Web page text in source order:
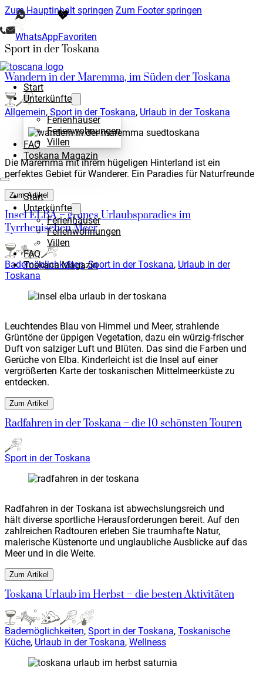
Zum Hauptinhalt springen Zum Footer springen
WhatsAppFavoriten
Start
Unterkünfte
Ferienhäuser
Ferienwohnungen
Villen
FAQ
Toskana Magazin
Start
Unterkünfte
Ferienhäuser
Ferienwohnungen
Villen
FAQ
Toskana Magazin
Sport in der Toskana
Wandern in der Maremma, im Süden der Toskana
Allgemein, Sport in der Toskana, Urlaub in der Toskana
Die Maremma mit ihrem hügeligen Hinterland ist ein
perfektes Gebiet für Wanderer. Ein Paradies für Naturfreunde
Zum Artikel
Insel ELBA – grünes Urlaubsparadies im
Tyrrhenischen Meer
Bademöglichkeiten,Sport in der Toskana, Urlaub in der
Toskana
Leuchtendes Blau von Himmel und Meer, strahlende
Grüntöne der üppigen Vegetation, dazu ein würzig-frischer
Duft von salziger Luft und Blüten. Das sind die Farben und
Gerüche von Elba. Kinderleicht ist die Insel auf einer
vergrößerten Karte der toskanischen Mittelmeerküste zu
entdecken.
Zum Artikel
Radfahren in der Toskana – die 10 schönsten Touren
Sport in der Toskana
Radfahren in der Toskana ist abwechslungsreich und
hält diverse sportliche Herausforderungen bereit. Auf den
zahlreichen Radtouren erleben Sie traumhafte Natur,
malerische Küstenorte und unglaubliche Ausblicke auf das
Meer und in die Weite.
Zum Artikel
Toskana Urlaub im Herbst – die besten Aktivitäten
Bademöglichkeiten, Sport in der Toskana, Toskanische
Küche, Urlaub in der Toskana, Wellness